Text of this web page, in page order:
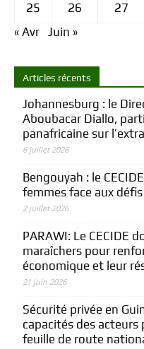
25 26 27
« Avr Juin »
Articles récents
Johannesburg : le
Aboubacar Diallo,
panafricaine sur
6 juillet 2026
Bengouyah : le
femmes face aux
2 juillet 2026
PARAWI: Le CECIDE
maraîchers pour
économique et leur
21 juin 2026
Sécurité privée en
capacités des acteurs
feuille de route